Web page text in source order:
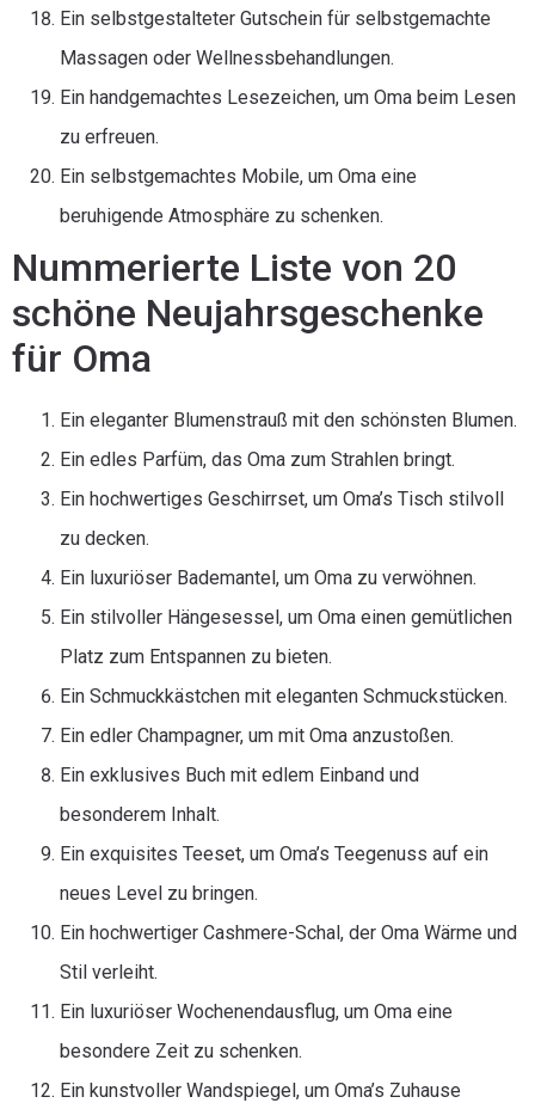
Ein selbstgestalteter Gutschein für selbstgemachte
Massagen oder Wellnessbehandlungen.
Ein handgemachtes Lesezeichen, um Oma beim Lesen
zu erfreuen.
Ein selbstgemachtes Mobile, um Oma eine
beruhigende Atmosphäre zu schenken.
Nummerierte Liste von 20
schöne Neujahrsgeschenke
für Oma
Ein eleganter Blumenstrauß mit den schönsten Blumen.
Ein edles Parfüm, das Oma zum Strahlen bringt.
Ein hochwertiges Geschirrset, um Oma’s Tisch stilvoll
zu decken.
Ein luxuriöser Bademantel, um Oma zu verwöhnen.
Ein stilvoller Hängesessel, um Oma einen gemütlichen
Platz zum Entspannen zu bieten.
Ein Schmuckkästchen mit eleganten Schmuckstücken.
Ein edler Champagner, um mit Oma anzustoßen.
Ein exklusives Buch mit edlem Einband und
besonderem Inhalt.
Ein exquisites Teeset, um Oma’s Teegenuss auf ein
neues Level zu bringen.
Ein hochwertiger Cashmere-Schal, der Oma Wärme und
Stil verleiht.
Ein luxuriöser Wochenendausflug, um Oma eine
besondere Zeit zu schenken.
Ein kunstvoller Wandspiegel, um Oma’s Zuhause